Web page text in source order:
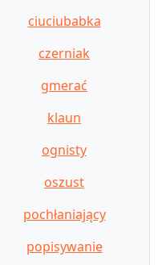
ciuciubabka
czerniak
gmerać
klaun
ognisty
oszust
pochłaniający
popisywanie